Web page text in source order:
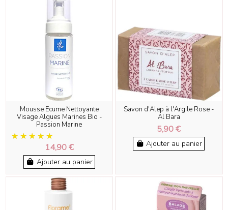
Mousse Ecume Nettoyante
Visage Algues Marines Bio -
Passion Marine
14,90 €
Ajouter au panier
Savon d'Alep à l'Argile Rose -
Al Bara
5,90 €
Ajouter au panier